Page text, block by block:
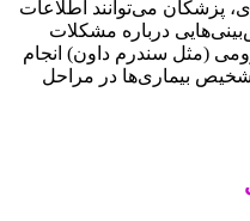
پزشکان می‌توانند اطلاعات
درباره مشکلات
(مثل سندرم داون) انجام
بیماری‌ها در مراحل